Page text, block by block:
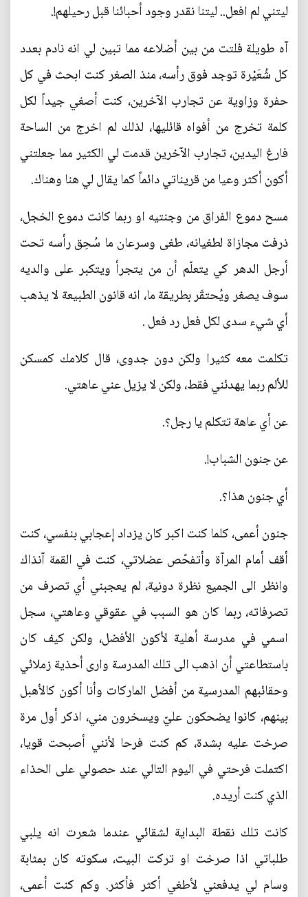
ليتني لم افعل.. ليتنا نقدر وجود أحبائنا قبل رحيلهم!.
آه طويلة فلتت من بين أضلاعه مما تبين لي انه نادم بعدد
كل شُعَيْرة توجد فوق رأسه، منذ الصغر كنت ابحث في كل
حفرة وزاوية عن تجارب الآخرين، كنت أصغي جيداً لكل
كلمة تخرج من أفواه قائليها، لذلك لم اخرج من الساحة
فارغ اليدين، تجارب الآخرين قدمت لي الكثير مما جعلتني
أكون أكثر وعيا من قريناتي دائماً كما يقال لي هنا وهناك.
مسح دموع الفراق من وجنتيه او ربما كانت دموع الخجل،
ذرفت مجازاة لطغيانه، طغى وسرعان ما سُحِق رأسه تحت
أرجل الدهر كي يتعلّم أن من يتجرأ ويتكبر على والديه
سوف يصغر ويُحتقَر بطريقة ما، انه قانون الطبيعة لا يذهب
أي شيء سدى لكل فعل رد فعل .
تكلمت معه كثيرا ولكن دون جدوى، قال كلامك كمسكن
للألم ربما يهدئني فقط، ولكن لا يزيل عني عاهتي.
عن أي عاهة تتكلم يا رجل؟.
عن جنون الشباب!.
أي جنون هذا؟.
جنون أعمى، كلما كنت اكبر كان يزداد إعجابي بنفسي، كنت
أقف أمام المرآة وأتفحّص عضلاتي، كنت في القمة آنذاك
وانظر الى الجميع نظرة دونية، لم يعجبني أي تصرف من
تصرفاته، ربما كان هو السبب في عقوقي وعاهتي، سجل
اسمي في مدرسة أهلية لأكون الأفضل، ولكن كيف كان
باستطاعتي أن اذهب الى تلك المدرسة وارى أحذية زملائي
وحقائبهم المدرسية من أفضل الماركات وأنا أكون كالأهبل
بينهم، كانوا يضحكون عليّ ويسخرون مني، اذكر أول مرة
صرخت عليه بشدة، كم كنت فرحا لأنني أصبحت قويا،
اكتملت فرحتي في اليوم التالي عند حصولي على الحذاء
الذي كنت أريده.
كانت تلك نقطة البداية لشقائي عندما شعرت انه يلبي
طلباتي اذا صرخت او تركت البيت، سكوته كان بمثابة
وسام لي يدفعني لأطغي أكثر فأكثر. وكم كنت أعمى،